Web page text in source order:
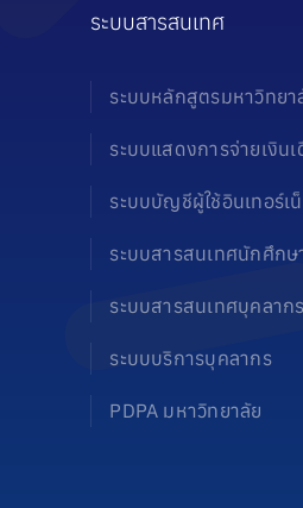
ระบบสารสนเทศ
ระบบหลักสูตรมหาวิทยา
ระบบแสดงการจ่ายเงิน
ระบบบัญชีผู้ใช้อินเทอร์เ
ระบบสารสนเทศนักศึกษ
ระบบสารสนเทศบุคลากร
ระบบบริการบุคลากร
PDPA มหาวิทยาลัย